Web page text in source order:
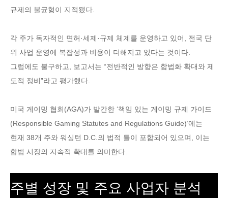
규제의 불균형이 지적됐다.
각 주가 독자적인 면허·세제·규제 체계를 운영하고 있어, 전국 단
위 사업 운영에 복잡성과 비용이 더해지고 있다는 것이다.
그럼에도 불구하고, 보고서는 “전반적인 방향은 합법화 확대와 제
도적 정비”라고 평가했다.
미국 게이밍 협회(AGA)가 발간한 ‘책임 있는 게이밍 규제 가이드
(Responsible Gaming Statutes and Regulations Guide)’에는
현재 38개 주와 워싱턴 D.C.의 법적 틀이 포함되어 있으며, 이는
합법 시장의 지속적 확대를 의미한다.
주별 성장 및 주요 사업자 분석